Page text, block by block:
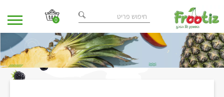
0
בית/מאמרים / מגשי פירות רחובות